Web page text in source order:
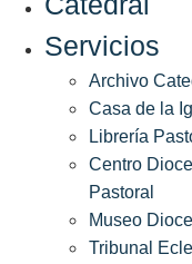
Servicios
Archivo
Casa de la
Librería
Centro
Pastoral
Museo
Tribunal